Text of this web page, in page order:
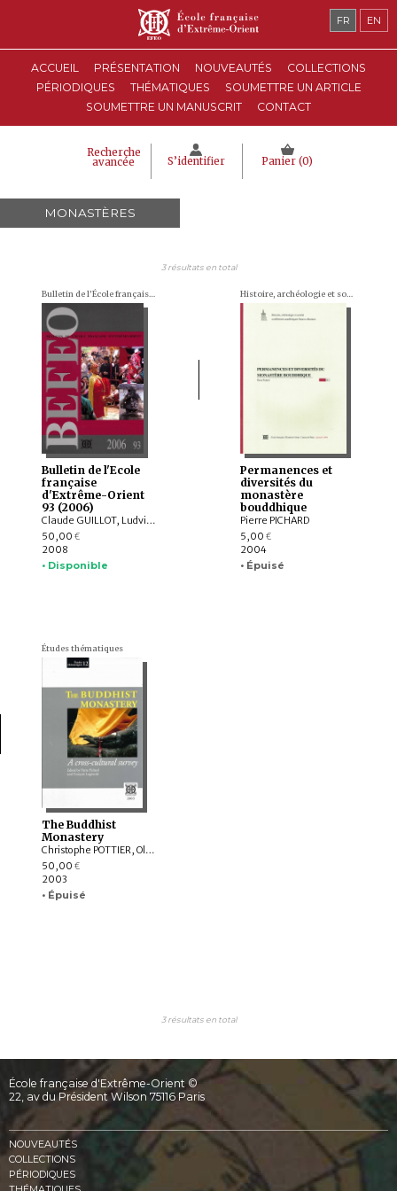
ACCUEIL PRÉSENTATION NOUVEAUTÉS
COLLECTIONS
PÉRIODIQUES
THÉMATIQUES
SOUMETTRE UN ARTICLE
SOUMETTRE UN MANUSCRIT
CONTACT
Recherche
avancée S’identifier Panier (0)
FR EN
MONASTÈRES
3 résultats en total
Bulletin de l'École française d'Extrême-Orient (BEFEO)
Bulletin de l'Ecole
française
d'Extrême-Orient
93 (2006)
Claude GUILLOT, Ludvik KALUS, Philippe LE FAILLER, Léon VANDERMEERSCH, Tsung-i JAO, Olivier de BERNON, Roger BILLARD, Valérie GILLET, François BIZOT, Charlotte SCHMID, Emmanuel FRANCIS-GONZE, Bérénice BELLINA, Praon Silapanth, Phaedra Bouvet, Thomas Oliver PRYCE, Laure Dussubieux, Raphaël ROUSSELEAU, Daniel NEGERS, Anna T. N. BENNETT, James W. LANKTON, Bernard GRATUZE, J. C. EADE
50,00 €
2008
• Disponible
Histoire, archéologie et société. Conférences académiques franco-chinoises
Permanences et
diversités du
monastère
bouddhique
Pierre PICHARD
5,00 €
2004
• Épuisé
Études thématiques
The Buddhist
Monastery
Christophe POTTIER, Olivier de BERNON, Pierre PICHARD, François LAGIRARDE, François ROBINNE, Louis GABAUDE, Michel LORRILLARD, Vincent GOOSSAERT, Isabelle CHARLEUX, Corneille JEST, Françoise POMMARET, Ashley DE VOS, Thada SUTTHITHAM, Wiroj SRISURO, Min BAHADUR SHAKYA, Karma WANGCHUK, KIM Dong-Uk , JŌKAI Hiraoka
50,00 €
2003
• Épuisé
3 résultats en total
École française d'Extrême-Orient ©
22, av du Président Wilson 75116 Paris
NOUVEAUTÉS
COLLECTIONS
PÉRIODIQUES